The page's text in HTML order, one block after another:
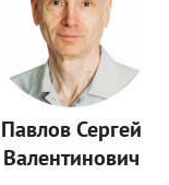
Павлов Сергей
Валентинович